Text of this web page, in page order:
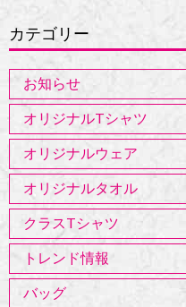
カテゴリー
お知らせ
オリジナルTシャツ
オリジナルウェア
オリジナルタオル
クラスTシャツ
トレンド情報
バッグ